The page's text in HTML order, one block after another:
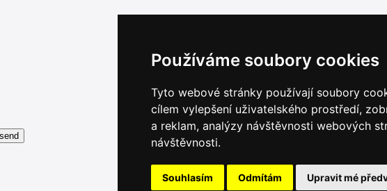
Používáme soubory cookies
Tyto webové stránky používají soubory
cílem vylepšení uživatelského prostředí,
a reklam, analýzy návštěvnosti webových
návštěvnosti.
Souhlasím Odmítám Upravit mé